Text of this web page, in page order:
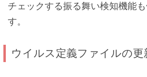
チェックする振る舞い検知機能
す。
ウイルス定義ファイルの更